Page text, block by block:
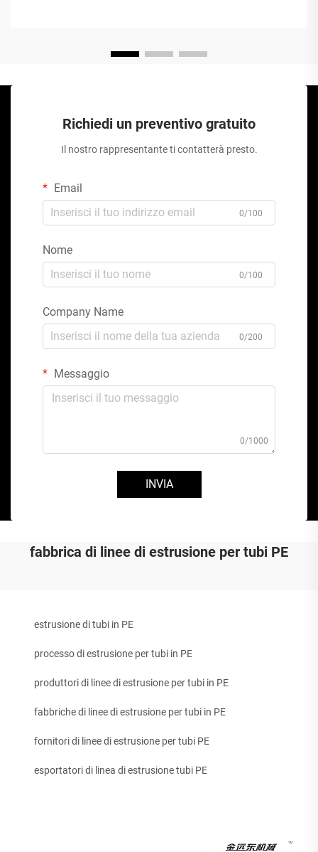
Richiedi un preventivo gratuito
Il nostro rappresentante ti contatterà presto.
Email
0/100
Nome
0/100
Company Name
0/200
Messaggio
0/1000
INVIA
fabbrica di linee di estrusione per tubi PE
estrusione di tubi in PE
processo di estrusione per tubi in PE
produttori di linee di estrusione per tubi in PE
fabbriche di linee di estrusione per tubi in PE
fornitori di linee di estrusione per tubi PE
esportatori di linea di estrusione tubi PE